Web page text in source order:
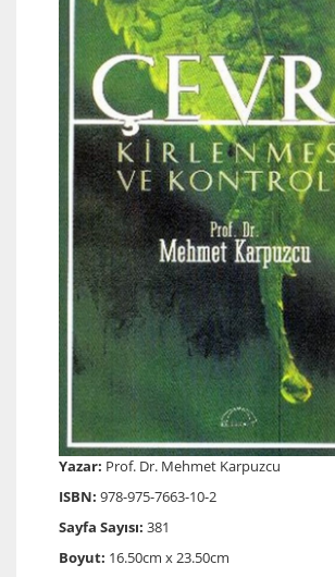
Yazar: Prof. Dr. Mehmet Karpuzcu
ISBN: 978-975-7663-10-2
Sayfa Sayısı: 381
Boyut: 16.50cm x 23.50cm